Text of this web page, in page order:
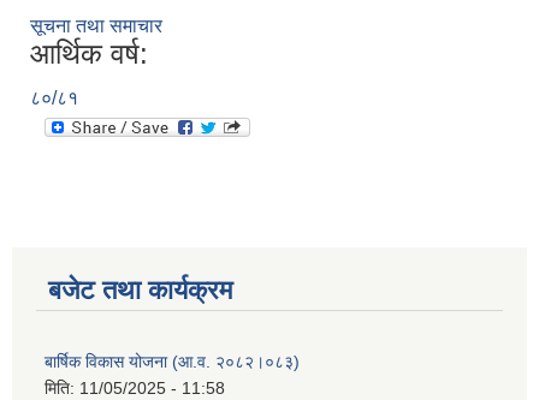
सूचना तथा समाचार
आर्थिक वर्ष:
८०/८१
बजेट तथा कार्यक्रम
बार्षिक विकास योजना (आ.व. २०८२।०८३)
मिति: 11/05/2025 - 11:58